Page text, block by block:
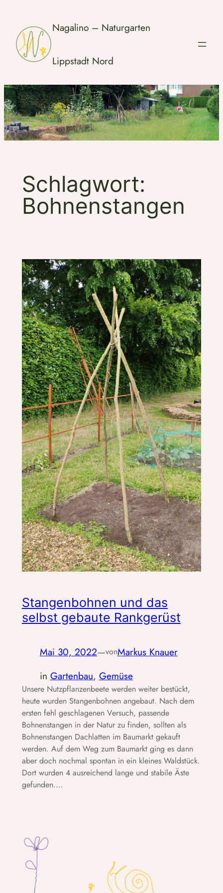
springen
Nagalino – Naturgarten
Lippstadt Nord
Schlagwort:
Bohnenstangen
Stangenbohnen und das
selbst gebaute Rankgerüst
Mai 30, 2022—vonMarkus Knauer
in Gartenbau, Gemüse
Unsere Nutzpflanzenbeete werden weiter bestückt,
heute wurden Stangenbohnen angebaut. Nach dem
ersten fehl geschlagenen Versuch, passende
Bohnenstangen in der Natur zu finden, sollten als
Bohnenstangen Dachlatten im Baumarkt gekauft
werden. Auf dem Weg zum Baumarkt ging es dann
aber doch nochmal spontan in ein kleines Waldstück.
Dort wurden 4 ausreichend lange und stabile Äste
gefunden.…